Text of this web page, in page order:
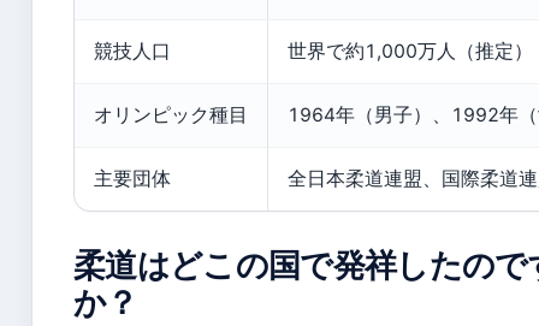
競技人口 世界で約1,000万人（推定）
オリンピック種目 1964年（男子）、1992年
主要団体 全日本柔道連盟、国際柔道
柔道はどこの国で発祥したので
か？